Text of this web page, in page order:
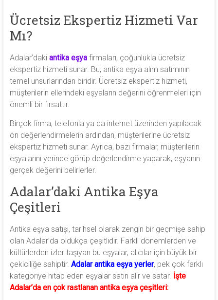
Ücretsiz Ekspertiz Hizmeti Var
Mı?
Adalar’daki antika eşyafirmaları, çoğunlukla ücretsiz
ekspertiz hizmeti sunar. Bu, antika eşya alım satımının
temel unsurlarından biridir. Ücretsiz ekspertiz hizmeti,
müşterilerin ellerindeki eşyaların değerini öğrenmeleri için
önemli bir fırsattır.
Birçok firma, telefonla ya da internet üzerinden yapılacak
ön değerlendirmelerin ardından, müşterilerine ücretsiz
ekspertiz hizmeti sunar. Ayrıca, bazı firmalar, müşterilerin
eşyalarını yerinde görüp değerlendirme yaparak, eşyanın
gerçek değerini belirlerler.
Adalar’daki Antika Eşya
Çeşitleri
Antika eşya satışı, tarihsel olarak zengin bir geçmişe sahip
olan Adalar’da oldukça çeşitlidir. Farklı dönemlerden ve
kültürlerden izler taşıyan bu eşyalar, alıcılar için büyük bir
çekiciliğe sahiptir. Adalar antika eşya yerler, pek çok farklı
kategoriye hitap eden eşyalar satın alır ve satar. İşte
Adalar’da en çok rastlanan antika eşya çeşitleri: